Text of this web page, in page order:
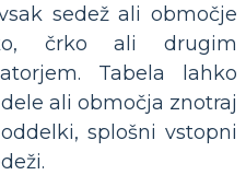
sedež ali območje
črko ali drugim
Tabela lahko
ali območja znotraj
splošni vstopni